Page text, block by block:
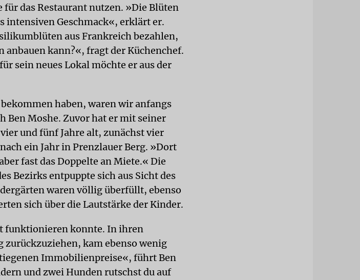
das Restaurant nutzen. »Die Blüten
intensiven Geschmack«, erklärt er.
aus Frankreich bezahlen,
kann?«, fragt der Küchenchef.
sein neues Lokal möchte er aus der
haben, waren wir anfangs
Ben Moshe. Zuvor hat er mit seiner
und fünf Jahre alt, zunächst vier
ein Jahr in Prenzlauer Berg. »Dort
fast das Doppelte an Miete.« Die
Bezirks entpuppte sich aus Sicht des
waren völlig überfüllt, ebenso
sich über die Lautstärke der Kinder.
funktionieren konnte. In ihren
kam ebenso wenig
Immobilienpreise«, führt Ben
und zwei Hunden rutschst du auf